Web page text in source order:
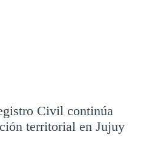
Civil continúa
territorial en Jujuy